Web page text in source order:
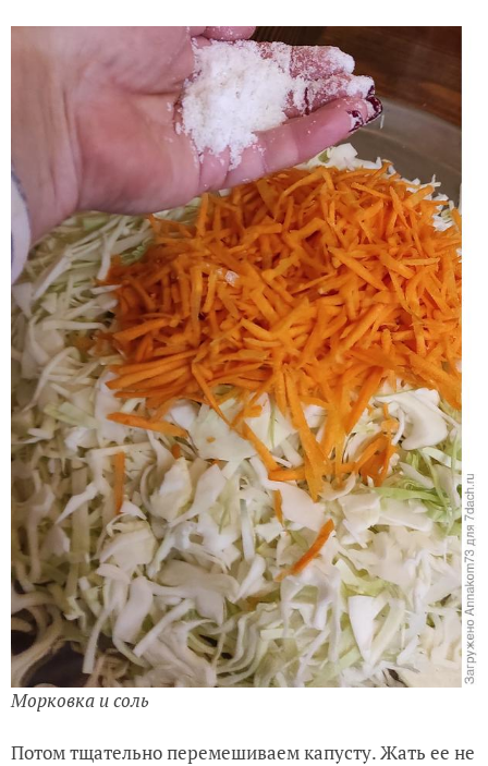
Морковка и соль
Потом тщательно перемешиваем капусту. Жать ее не